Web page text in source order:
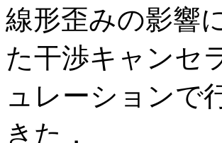
線形歪みの影響
た干渉キャンセ
ュレーションで
きた．